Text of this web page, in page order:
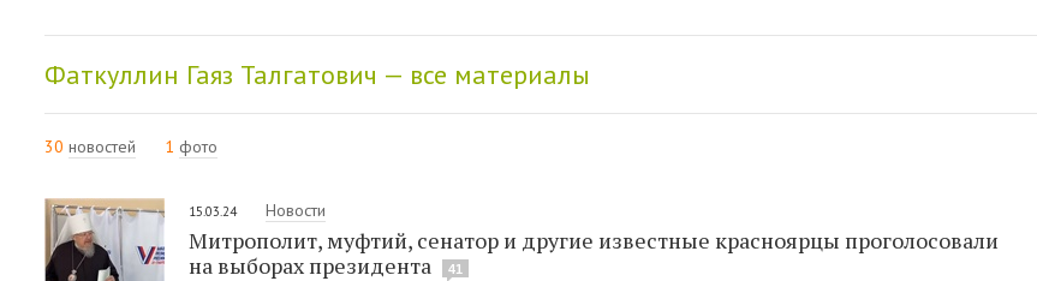
Фаткуллин Гаяз Талгатович — все материалы
30 новостей 1 фото
15.03.24 Новости
Митрополит, муфтий, сенатор и другие известные красноярцы проголосовали
на выборах президента
41